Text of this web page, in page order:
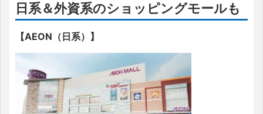
日系＆外資系のショッピングモールも
【AEON（日系） 】